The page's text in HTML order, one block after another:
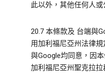
此以外，其他任何人
20.7 本條款及 台端與
用加利福尼亞州法律
與Google均同意，因
加利福尼亞州聖克拉